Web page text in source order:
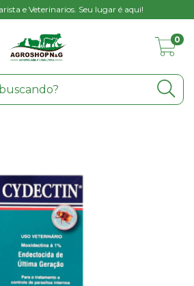
e Veterinarios. Seu lugar é aqui!
0